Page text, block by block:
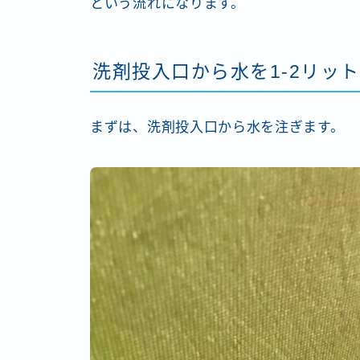
という流れになります。
洗剤投入口から水を1-2リッ
まずは、洗剤投入口から水を注ぎます。